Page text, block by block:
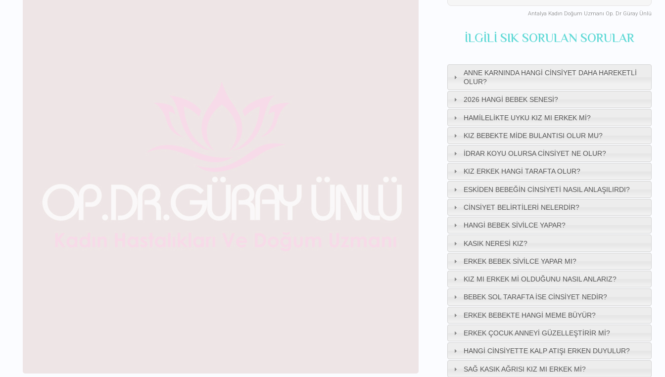
Antalya Kadın Doğum Uzmanı Op. Dr Güray Ünlü
ILGILI SIK SORULAN SORULAR
ANNE KARNINDA HANGI CINSIYET DAHA HAREKETLI
OLUR?
2026 HANGI BEBEK SENESI?
HAMILELIKTE UYKU KIZ MI ERKEK MI?
KIZ BEBEKTE MIDE BULANTISI OLUR MU?
İDRAR KOYU OLURSA CINSIYET NE OLUR?
KIZ ERKEK HANGI TARAFTA OLUR?
ESKIDEN BEBEĞIN CINSIYETI NASIL ANLAŞILIRDI?
CINSIYET BELIRTILERI NELERDIR?
HANGI BEBEK SIVILCE YAPAR?
KASIK NERESI KIZ?
ERKEK BEBEK SIVILCE YAPAR MI?
KIZ MI ERKEK MI OLDUĞUNU NASIL ANLARIZ?
BEBEK SOL TARAFTA İSE CINSIYET NEDIR?
ERKEK BEBEKTE HANGI MEME BÜYÜR?
ERKEK ÇOCUK ANNEYI GÜZELLEŞTIRIR MI?
HANGI CINSIYETTE KALP ATIŞI ERKEN DUYULUR?
SAĞ KASIK AĞRISI KIZ MI ERKEK MI?